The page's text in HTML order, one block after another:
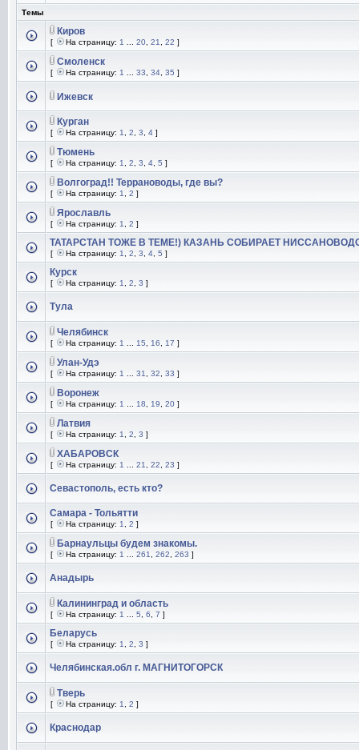
Темы
Киров
[ На страницу: 1 20 21 22 ]
Смоленск
[ На страницу: 1 33 34 35 ]
Ижевск
Курган
[ На страницу: 1 2 3 4 ]
Тюмень
[ На страницу: 1 2 3 4 5 ]
Волгоград!! Террановоды, где вы?
[ На страницу: 1 2 ]
Ярославль
[ На страницу: 1 2 ]
ТАТАРСТАН ТОЖЕ В ТЕМЕ!) КАЗАНЬ СОБИРАЕТ
[ На страницу: 1 2 3 4 5 ]
Курск
[ На страницу: 1 2 3 ]
Тула
Челябинск
[ На страницу: 1 15 16 17 ]
Улан-Удэ
[ На страницу: 1 31 32 33 ]
Воронеж
[ На страницу: 1 18 19 20 ]
Латвия
[ На страницу: 1 2 3 ]
ХАБАРОВСК
[ На страницу: 1 21 22 23 ]
Севастополь, есть кто?
Самара - Тольятти
[ На страницу: 1 2 ]
Барнаульцы будем знакомы.
[ На страницу: 1 261 262 263 ]
Анадырь
Калининград и область
[ На страницу: 1 5 6 7 ]
Беларусь
[ На страницу: 1 2 3 ]
Челябинская.обл г. МАГНИТОГОРСК
Тверь
[ На страницу: 1 2 ]
Краснодар